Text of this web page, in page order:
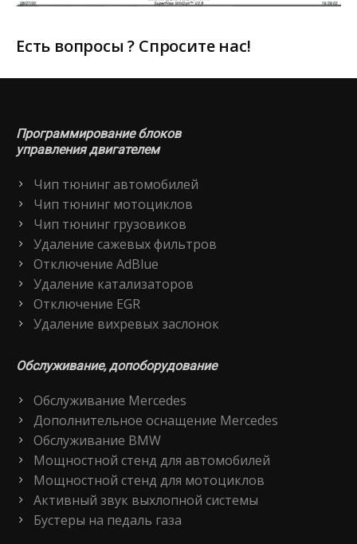
Есть вопросы ? Спросите нас!
Программирование блоков
управления двигателем
Чип тюнинг автомобилей
Чип тюнинг мотоциклов
Чип тюнинг грузовиков
Удаление сажевых фильтров
Отключение AdBlue
Удаление катализаторов
Отключение EGR
Удаление вихревых заслонок
Обслуживание, допоборудование
Обслуживание Mercedes
Дополнительное оснащение Mercedes
Обслуживание BMW
Мощностной стенд для автомобилей
Мощностной стенд для мотоциклов
Активный звук выхлопной системы
Бустеры на педаль газа